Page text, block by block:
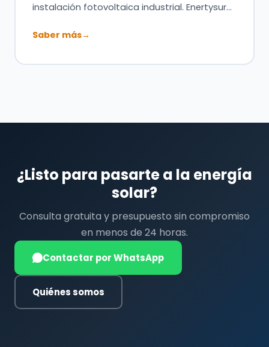
instalación fotovoltaica industrial. Enertysur…
Saber más→
¿Listo para pasarte a la energía
solar?
Consulta gratuita y presupuesto sin compromiso
en menos de 24 horas.
Contactar por WhatsApp
Quiénes somos